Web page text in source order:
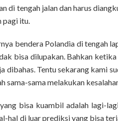
di tengah jalan dan harus
pagi itu.
bendera Polandia di tengah
bisa dilupakan. Bahkan
dibahas. Tentu sekarang kami
sama-sama melakukan
bisa kuambil adalah lagi-
hal di luar prediksi yang bisa